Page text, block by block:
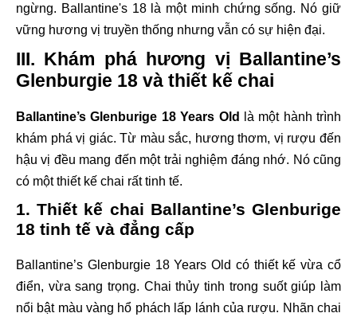
ngừng. Ballantine's 18 là một minh chứng sống. Nó giữ
vững hương vị truyền thống nhưng vẫn có sự hiện đại.
III. Khám phá hương vị Ballantine’s
Glenburgie 18 và thiết kế chai
Ballantine’s Glenburige 18 Years Old
là một hành trình
khám phá vị giác. Từ màu sắc, hương thơm, vị rượu đến
hậu vị đều mang đến một trải nghiệm đáng nhớ. Nó cũng
có một thiết kế chai rất tinh tế.
1. Thiết kế chai Ballantine’s Glenburige
18 tinh tế và đẳng cấp
Ballantine’s Glenburgie 18 Years Old có thiết kế vừa cổ
điển, vừa sang trọng. Chai thủy tinh trong suốt giúp làm
nổi bật màu vàng hổ phách lấp lánh của rượu. Nhãn chai